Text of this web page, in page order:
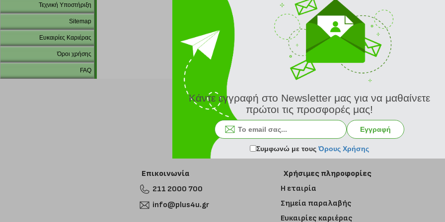
Τεχνική Υποστήριξη
Sitemap
Ευκαιρίες Καριέρας
Όροι χρήσης
FAQ
Εγγραφή στο newsletter
Επικοινωνία
211 2000 700
info@plus4u.gr
Χρήσιμες πληροφορίες
Η εταιρία
Σημεία παραλαβής
Ευκαιρίες καριέρας
Κάντε εγγραφή στο Newsletter μας για να μαθαίνετε
πρώτοι τις προσφορές μας!
Εγγραφή
Συμφωνώ με τουςΌρους Χρήσης